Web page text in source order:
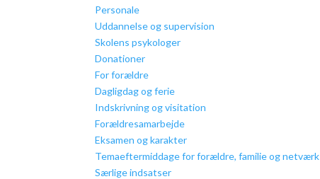
Personale
Uddannelse og supervision
Skolens psykologer
Donationer
For forældre
Dagligdag og ferie
Indskrivning og visitation
Forældresamarbejde
Eksamen og karakter
Temaeftermiddage for forældre, familie og netværk
Særlige indsatser